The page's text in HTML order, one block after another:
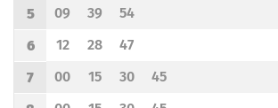
Godzina odjazdu
5
Odjazd
09
minut po godzinie 5
Odjazd
39
minut po godzinie 5
Odjazd
54
minut po godzinie 5
Godzina odjazdu
6
Odjazd
12
minut po godzinie 6
Odjazd
28
minut po godzinie 6
Odjazd
47
minut po godzinie 6
Godzina odjazdu
7
Odjazd
00
minut po godzinie 7
Odjazd
15
minut po godzinie 7
Odjazd
30
minut po godzinie 7
Odjazd
45
minut po godzinie 7